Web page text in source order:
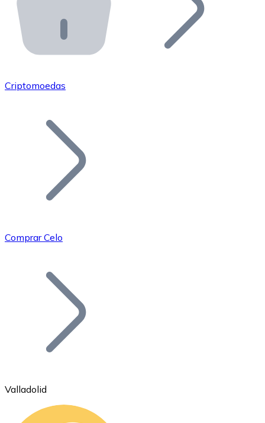
API Bitnovo
Integre nossa API no seu ecossistema.
Junte-se à nossa rede de revendedores e comercialize
Adicione o token do seu projeto ao nosso serviço de
Bitcoin
Criptomoedas
Comprar Celo
Valladolid